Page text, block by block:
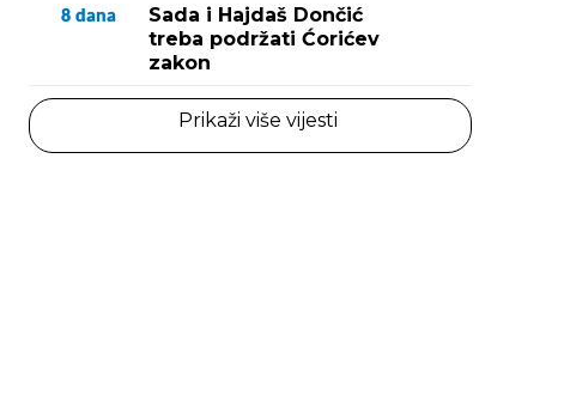
8 dana
Sada i Hajdaš Dončić
treba podržati Ćorićev
zakon
Prikaži više vijesti